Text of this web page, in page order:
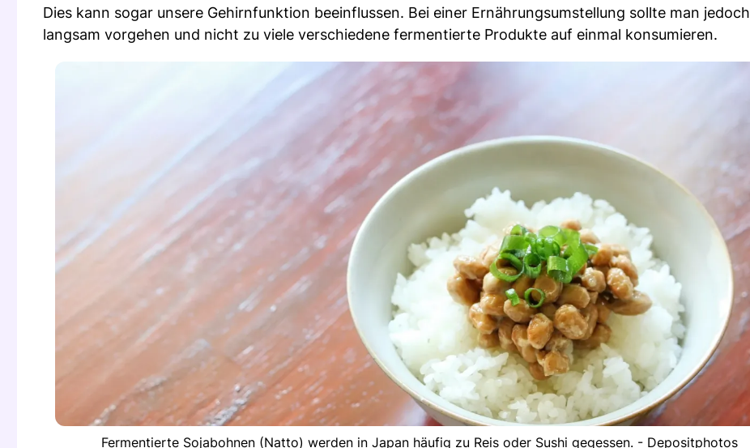
Dies kann sogar unsere Gehirnfunktion beeinflussen. Bei einer Ernährungsumstellung sollte man jedoch
langsam vorgehen und nicht zu viele verschiedene fermentierte Produkte auf einmal konsumieren.
Fermentierte Sojabohnen (Natto) werden in Japan häufig zu Reis oder Sushi gegessen. - Depositphotos